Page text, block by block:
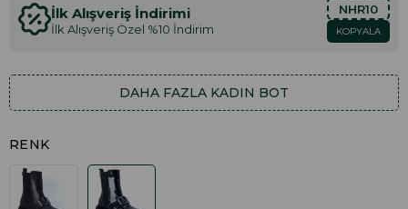
İlk Alışveriş İndirimi
İlk Alışveriş Özel %10 İndirim
NHR10
KOPYALA
DAHA FAZLA KADIN BOT
RENK